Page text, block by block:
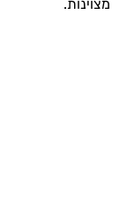
מצוינות.